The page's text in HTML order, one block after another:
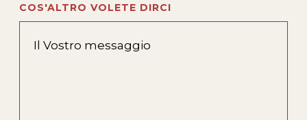
COS'ALTRO VOLETE DIRCI